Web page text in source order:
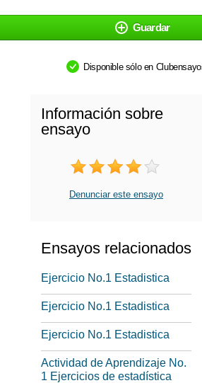
Guardar
Disponible sólo en
Información sobre
ensayo
Denunciar este ensayo
Ensayos relacionados
Ejercicio No.1 Estadistica
Ejercicio No.1 Estadistica
Ejercicio No.1 Estadistica
Actividad de Aprendizaje No.
1 Ejercicios de estadística